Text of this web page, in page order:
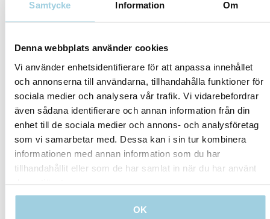
Samtycke Information Om
Denna webbplats använder cookies
Vi använder enhetsidentifierare för att anpassa innehållet
och annonserna till användarna, tillhandahålla funktioner för
sociala medier och analysera vår trafik. Vi vidarebefordrar
även sådana identifierare och annan information från din
enhet till de sociala medier och annons- och analysföretag
som vi samarbetar med. Dessa kan i sin tur kombinera
informationen med annan information som du har
tillhandahållit eller som de har samlat in när du har använt
OK
omfattande portfölj av trakeostomiprodukter.
Visa alla